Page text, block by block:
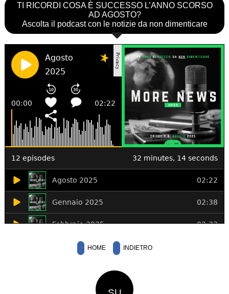
TI RICORDI COSA È SUCCESSO L’ANNO SCORSO
AD AGOSTO?
Ascolta il podcast con le notizie da non dimenticare
HOME INDIETRO